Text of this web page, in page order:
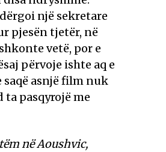
një sekretare
pjesën tjetër, në
vetë, por e
përvoje ishte aq e
asnjë film nuk
ta pasqyrojë me
në Aoushvic,